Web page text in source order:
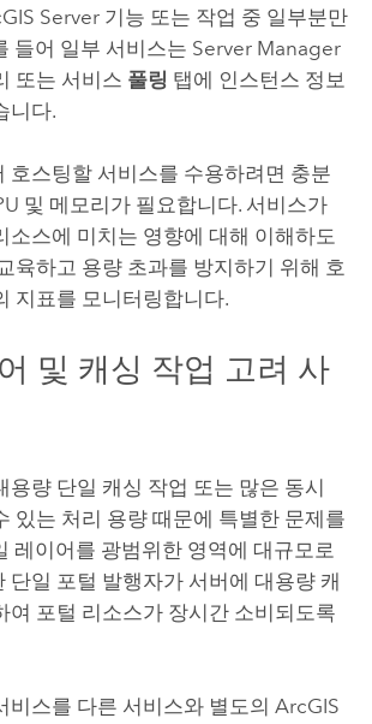
Server기능 또는 작업 중 일부분만
들어 일부 서비스는 Server Manager
또는 서비스 풀링 탭에 인스턴스 정보
니다.
호스팅할 서비스를 수용하려면 충분
및 메모리가 필요합니다. 서비스가
소스에 미치는 영향에 대해 이해하도
육하고 용량 초과를 방지하기 위해 호
지표를 모니터링합니다.
및 캐싱 작업 고려 사
용량 단일 캐싱 작업 또는 많은 동시
있는 처리 용량 때문에 특별한 문제를
레이어를 광범위한 영역에 대규모로
단일 포털 발행자가 서버에 대용량 캐
여 포털 리소스가 장시간 소비되도록
비스를 다른 서비스와 별도의 ArcGIS